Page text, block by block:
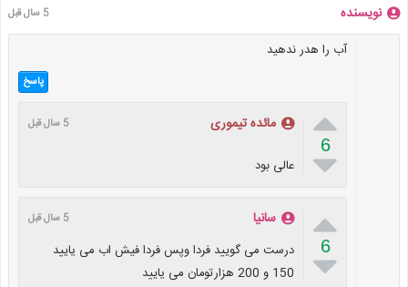
نویسنده 5 سال قبل
آب را هدر ندهید
پاسخ

6

مائده تیموری 5 سال قبل
عالی بود

6

سانیا 5 سال قبل
درست می گویید فردا وپس فردا فیش اب می یایید
150 و 200 هزارتومان می یایید